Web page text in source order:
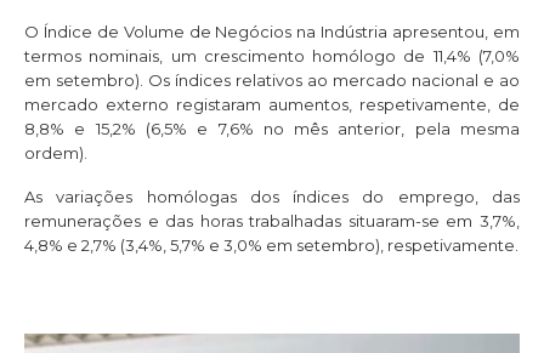
O Índice de Volume de Negócios na Indústria apresentou, em
termos nominais, um crescimento homólogo de 11,4% (7,0%
em setembro). Os índices relativos ao mercado nacional e ao
mercado externo registaram aumentos, respetivamente, de
8,8% e 15,2% (6,5% e 7,6% no mês anterior, pela mesma
ordem).
As variações homólogas dos índices do emprego, das
remunerações e das horas trabalhadas situaram-se em 3,7%,
4,8% e 2,7% (3,4%, 5,7% e 3,0% em setembro), respetivamente.